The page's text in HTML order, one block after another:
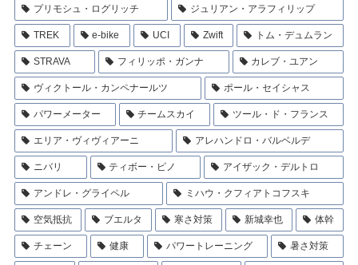
プリモシュ・ログリッチ ジュリアン・アラフィリップ
TREK e-bike UCI Zwift トム・デュムラン
STRAVA フィリッポ・ガンナ カレブ・ユアン
ヴィクトール・カンペナールツ ポール・セイシャス
パワーメーター チームスカイ ツール・ド・フランス
エリア・ヴィヴィアーニ アレハンドロ・バルベルデ
ニバリ ティボー・ピノ アイザック・デルトロ
アンドレ・グライペル ミハウ・クフィアトコフスキ
空気抵抗 ブエルタ 寒さ対策 新城幸也 体幹
チェーン 健康 パワートレーニング 暑さ対策